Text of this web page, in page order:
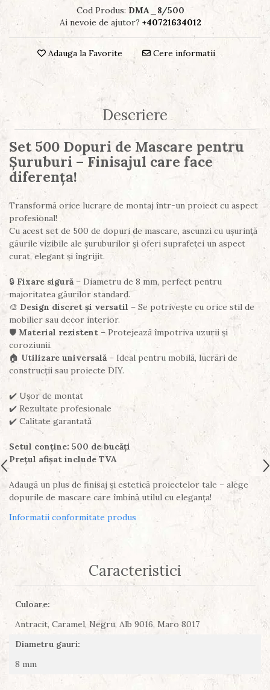
Cod Produs: DMA_8/500
Ai nevoie de ajutor? +40721634012
Adauga la Favorite Cere informatii
Descriere
Set 500 Dopuri de Mascare pentru
Șuruburi – Finisajul care face
diferența!
Transformă orice lucrare de montaj într-un proiect cu aspect
profesional!
Cu acest set de 500 de dopuri de mascare, ascunzi cu ușurință
găurile vizibile ale șuruburilor și oferi suprafeței un aspect
curat, elegant și îngrijit.
🔒 Fixare sigură – Diametru de 8 mm, perfect pentru
majoritatea găurilor standard.
🎨 Design discret și versatil – Se potrivește cu orice stil de
mobilier sau decor interior.
🛡️ Material rezistent – Protejează împotriva uzurii și
coroziunii.
🏠 Utilizare universală – Ideal pentru mobilă, lucrări de
construcții sau proiecte DIY.
✔️ Ușor de montat
✔️ Rezultate profesionale
✔️ Calitate garantată
Setul conține: 500 de bucăți
Prețul afișat include TVA
Adaugă un plus de finisaj și estetică proiectelor tale – alege
dopurile de mascare care îmbină utilul cu eleganța!
Informatii conformitate produs
Caracteristici
Culoare:
Antracit, Caramel, Negru, Alb 9016, Maro 8017
Diametru gauri:
8 mm